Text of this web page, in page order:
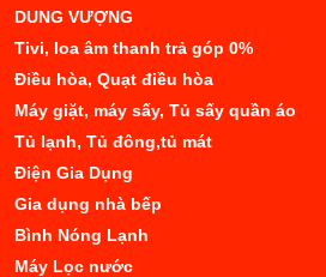
DUNG VƯỢNG
Tivi, loa âm thanh trả góp 0%
Điều hòa, Quạt điều hòa
Máy giặt, máy sấy, Tủ sấy quần áo
Tủ lạnh, Tủ đông,tủ mát
Điện Gia Dụng
Gia dụng nhà bếp
Bình Nóng Lạnh
Máy Lọc nước